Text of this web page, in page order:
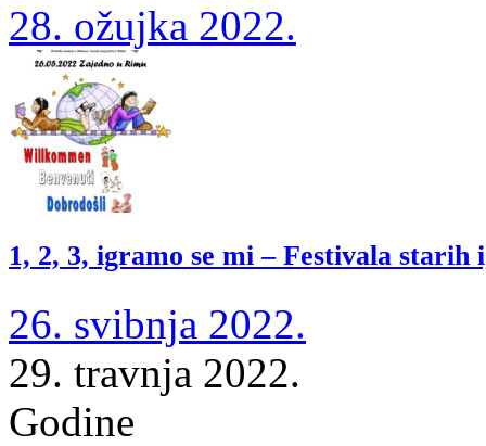
28. ožujka 2022.
1, 2, 3, igramo se mi – Festivala starih
26. svibnja 2022.
29. travnja 2022.
Godine